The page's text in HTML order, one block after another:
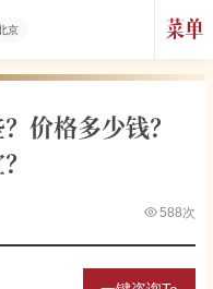
京
价格多少钱？
588次